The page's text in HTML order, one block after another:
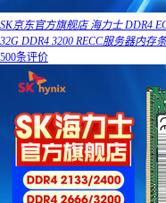
SK京东官方旗舰店 海力士 DDR4
32G DDR4 3200 RECC服务器内存条
500条评价